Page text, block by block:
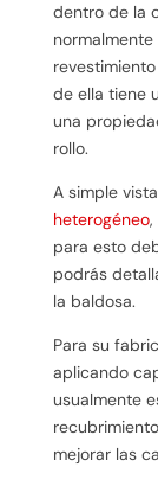
dentro de la
de ella tiene
una
rollo.
A simple
heterogéneo,
para esto
podrás
la baldosa.
Para su
aplicando
usualmente
mejorar las